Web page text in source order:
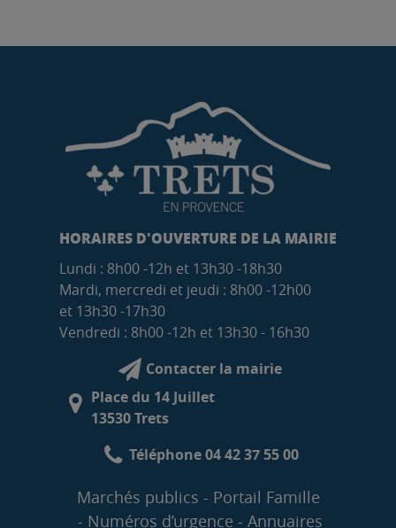
HORAIRES D'OUVERTURE DE LA MAIRIE
Lundi : 8h00 -12h et 13h30 -18h30
Mardi, mercredi et jeudi : 8h00 -12h00
et 13h30 -17h30
Vendredi : 8h00 -12h et 13h30 - 16h30
Contacter la mairie
Place du 14 Juillet
13530 Trets
Téléphone 04 42 37 55 00
Marchés publics
Portail Famille
Numéros d’urgence
Annuaires